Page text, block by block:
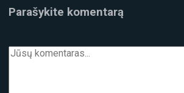
Parašykite komentarą